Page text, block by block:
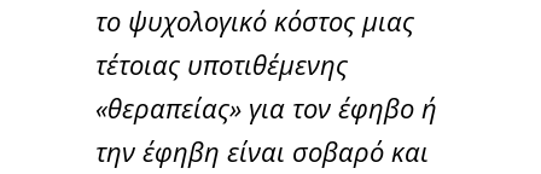
το ψυχολογικό κόστος μιας
τέτοιας υποτιθέμενης
«θεραπείας» για τον έφηβο ή
την έφηβη είναι σοβαρό και